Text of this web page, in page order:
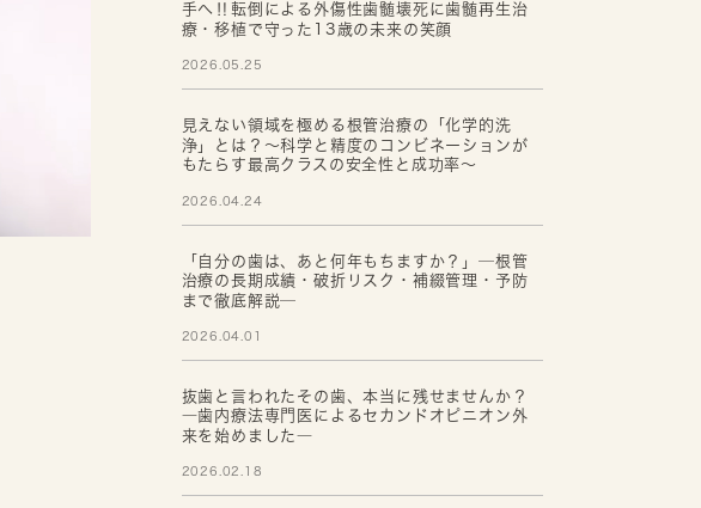
手へ‼転倒による外傷性歯髄壊死に歯髄再生治
療・移植で守った13歳の未来の笑顔
2026.05.25
見えない領域を極める根管治療の「化学的洗
浄」とは？～科学と精度のコンビネーションが
もたらす最高クラスの安全性と成功率～
2026.04.24
「自分の歯は、あと何年もちますか？」─根管
治療の長期成績・破折リスク・補綴管理・予防
まで徹底解説─
2026.04.01
抜歯と言われたその歯、本当に残せませんか？
―歯内療法専門医によるセカンドオピニオン外
来を始めました―
2026.02.18